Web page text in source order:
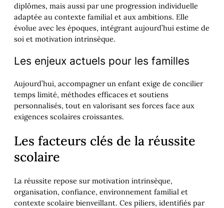
diplômes, mais aussi par une progression individuelle
adaptée au contexte familial et aux ambitions. Elle
évolue avec les époques, intégrant aujourd’hui estime de
soi et motivation intrinsèque.
Les enjeux actuels pour les familles
Aujourd’hui, accompagner un enfant exige de concilier
temps limité, méthodes efficaces et soutiens
personnalisés, tout en valorisant ses forces face aux
exigences scolaires croissantes.
Les facteurs clés de la réussite
scolaire
La réussite repose sur motivation intrinsèque,
organisation, confiance, environnement familial et
contexte scolaire bienveillant. Ces piliers, identifiés par